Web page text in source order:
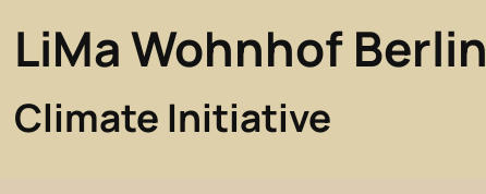
LiMa Wohnhof Berlin
Climate Initiative